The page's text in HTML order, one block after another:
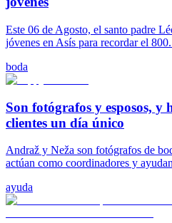
Este 06 de Agosto, el santo padre
jóvenes en Asís para recordar el
boda
Son fotógrafos y esposos, y
clientes un día único
Andraž y Neža son fotógrafos de
actúan como coordinadores y
ayuda